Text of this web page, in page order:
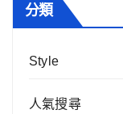
分類
Style
人氣搜尋